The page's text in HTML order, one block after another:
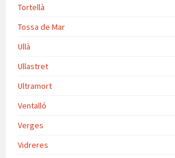
Tortellà
Tossa de Mar
Ullà
Ullastret
Ultramort
Ventalló
Verges
Vidreres